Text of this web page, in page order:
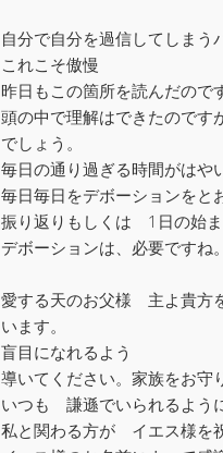
自分で自分を過信してしまう
これこそ傲慢
昨日もこの箇所を読んだので
頭の中で理解はできたので
でしょう。
毎日の通り過ぎる時間がはや
毎日毎日をデボーションをと
振り返りもしくは 1日の始
デボーションは、必要ですね。
愛する天のお父様 主よ貴方
います。
盲目になれるよう
導いてください。家族をお守
いつも 謙遜でいられるよう
私と関わる方が イエス様を